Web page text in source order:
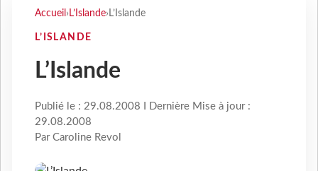
Accueil › L’Islande› L’Islande
L’ISLANDE
L’Islande
Publié le : 29.08.2008 I Dernière Mise à jour :
29.08.2008
Par Caroline Revol